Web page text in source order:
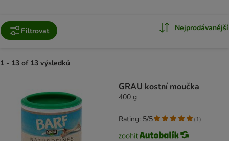
Filtrovat Nejprodávanější
1 - 13 of 13 výsledků
GRAU kostní moučka
400 g
Rating: 5/5 (1)